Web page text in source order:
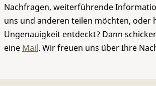
Nachfragen, weiterführende
uns und anderen teilen möchten, oder
Ungenauigkeit entdeckt? Dann
eine Mail. Wir freuen uns über Ihre